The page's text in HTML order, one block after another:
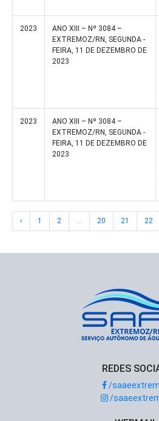
2023
ANO XIII – Nº 3084 –
EXTREMOZ/RN, SEGUNDA -
FEIRA, 11 DE DEZEMBRO DE
2023
2023
ANO XIII – Nº 3084 –
EXTREMOZ/RN, SEGUNDA -
FEIRA, 11 DE DEZEMBRO DE
2023
‹ 1 2 20 21 22
REDES
/
/